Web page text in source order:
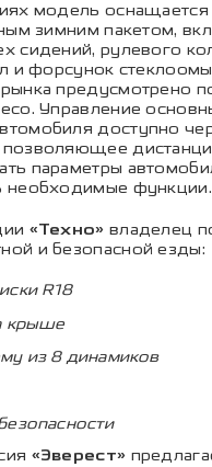
модель
зимним пакетом,
сидений, рулевого
и форсунок
предусмотрено
Управление
доступно
параметры
необходимые функции.
«Техно» владелец
и безопасной езды:
R18
крыше
из 8 динамиков
«Эверест»